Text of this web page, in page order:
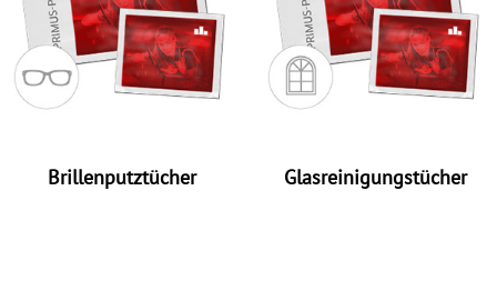
Brillenputztücher Glasreinigungstücher